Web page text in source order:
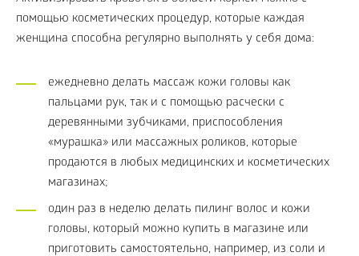
помощью косметических процедур, которые каждая
женщина способна регулярно выполнять у себя дома:
ежедневно делать массаж кожи головы как
пальцами рук, так и с помощью расчески с
деревянными зубчиками, приспособления
«мурашка» или массажных роликов, которые
продаются в любых медицинских и косметических
магазинах;
один раз в неделю делать пилинг волос и кожи
головы, который можно купить в магазине или
приготовить самостоятельно, например, из соли и